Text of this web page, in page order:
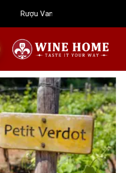
Rượu Vang Wine Home